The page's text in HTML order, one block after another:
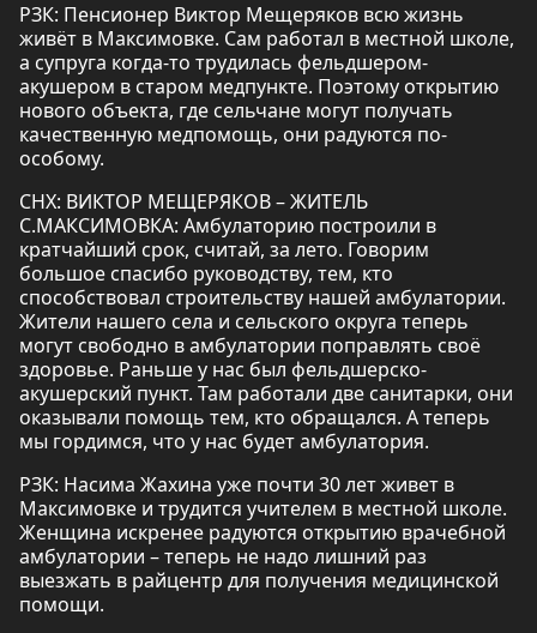
РЗК: Пенсионер Виктор Мещеряков всю жизнь
живёт в Максимовке. Сам работал в местной школе,
а супруга когда-то трудилась фельдшером-
акушером в старом медпункте. Поэтому открытию
нового объекта, где сельчане могут получать
качественную медпомощь, они радуются по-
особому.
СНХ: ВИКТОР МЕЩЕРЯКОВ – ЖИТЕЛЬ
С.МАКСИМОВКА: Амбулаторию построили в
кратчайший срок, считай, за лето. Говорим
большое спасибо руководству, тем, кто
способствовал строительству нашей амбулатории.
Жители нашего села и сельского округа теперь
могут свободно в амбулатории поправлять своё
здоровье. Раньше у нас был фельдшерско-
акушерский пункт. Там работали две санитарки, они
оказывали помощь тем, кто обращался. А теперь
мы гордимся, что у нас будет амбулатория.
РЗК: Насима Жахина уже почти 30 лет живет в
Максимовке и трудится учителем в местной школе.
Женщина искренее радуются открытию врачебной
амбулатории – теперь не надо лишний раз
выезжать в райцентр для получения медицинской
помощи.